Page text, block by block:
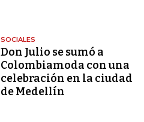
SOCIALES
Don Julio se sumó a
Colombiamoda con una
celebración en la ciudad
de Medellín